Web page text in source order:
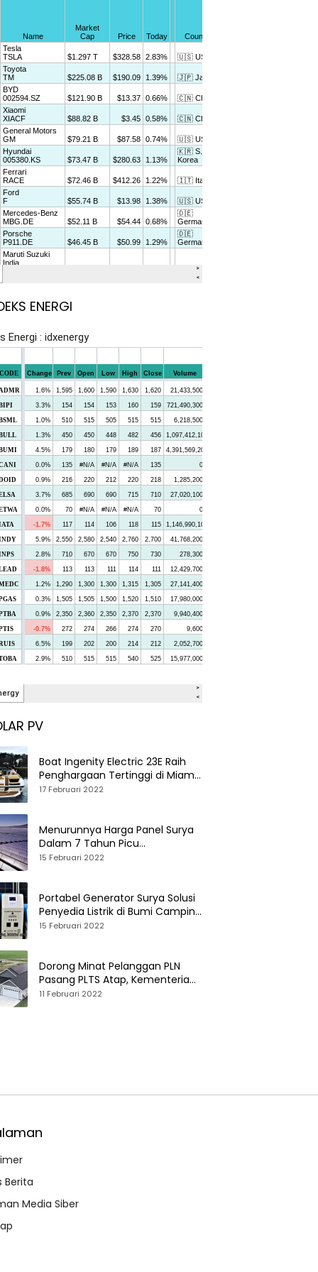
ENERGI
PV
Boat Ingenity Electric 23E Raih
Penghargaan Tertinggi di Miami
International Boat Show
17 Februari 2022
Menurunnya Harga Panel Surya
Dalam 7 Tahun Picu
Tumbuhnya PLTS Global
15 Februari 2022
Portabel Generator Surya Solusi
Penyedia Listrik di Bumi Camping
dan Perkemahan
15 Februari 2022
Dorong Minat Pelanggan PLN
Pasang PLTS Atap, Kementerian
ESDM Luncurkan Paket Hibah SEF
11 Februari 2022
Berita
Media Siber